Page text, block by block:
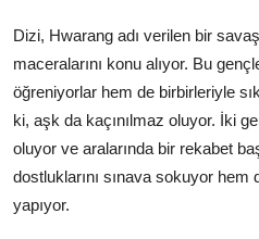
Dizi, Hwarang adı verilen bir
maceralarını konu alıyor. Bu
öğreniyorlar hem de birbirleriyle
ki, aşk da kaçınılmaz oluyor. İki
oluyor ve aralarında bir rekabet
dostluklarını sınava sokuyor hem
yapıyor.